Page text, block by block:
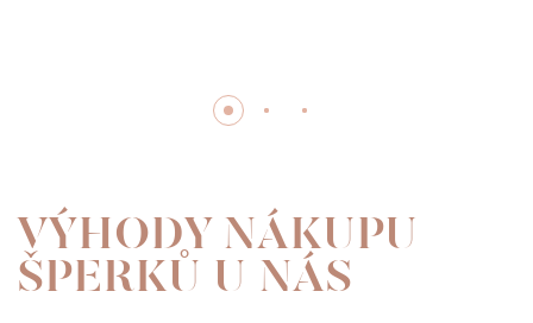
VÝHODY NÁKUPU
ŠPERKŮ U NÁS